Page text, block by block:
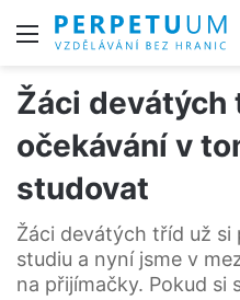
Menu
Žáci devátých
očekávání v
studovat
Žáci devátých tříd už si
studiu a nyní jsme v
na přijímačky. Pokud si